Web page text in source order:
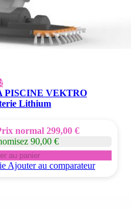
PISCINE VEKTRO
Lithium
normal 299,00 €
90,00 €
au panier
Ajouter au comparateur